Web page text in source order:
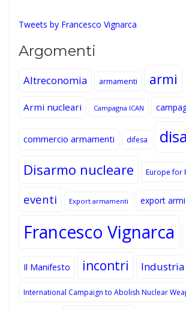
Tweets by Francesco Vignarca
Argomenti
Altreconomia armamenti armi
Armi nucleari Campagna ICAN
commercio armamenti difesa
Disarmo nucleare Europe for
eventi Export armamenti export armi
Francesco Vignarca
Il Manifesto incontri
International Campaign to Abolish Nuclear